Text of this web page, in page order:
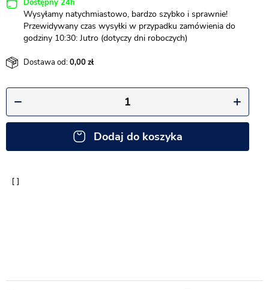
Wysyłamy natychmiastowo, bardzo szybko i sprawnie!
Przewidywany czas wysyłki w przypadku zamówienia do
godziny 10:30: Jutro (dotyczy dni roboczych)
Dostawa od:0,00
Dodaj do koszyka